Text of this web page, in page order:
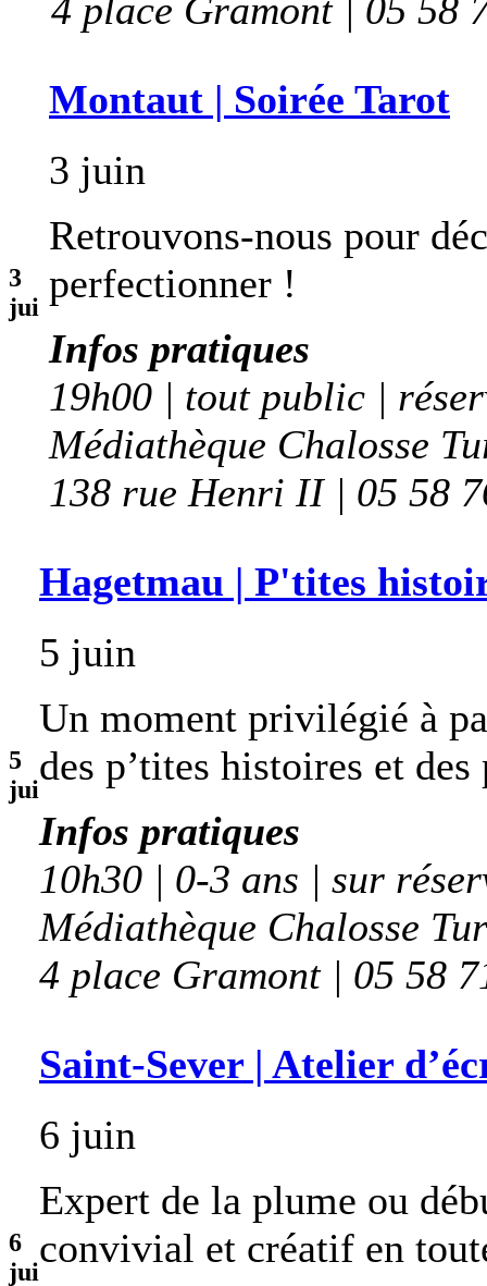
4 place Gramont | 05 58
3
jui
Montaut | Soirée Tarot
3 juin
Retrouvons-nous pour
perfectionner !
Infos pratiques
19h00 | tout public |
Médiathèque Chalosse
138 rue Henri II | 05 58
5
jui
Hagetmau | P'tites
5 juin
Un moment privilégié à
des p’tites histoires et
Infos pratiques
10h30 | 0-3 ans | sur
Médiathèque Chalosse
4 place Gramont | 05 58
6
jui
Saint-Sever | Atelier
6 juin
Expert de la plume ou
convivial et créatif en